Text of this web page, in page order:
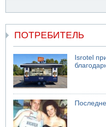
ПОТРЕБИТЕЛЬ
Isrotel